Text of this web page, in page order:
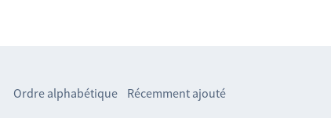
Ordre alphabétique Récemment ajouté